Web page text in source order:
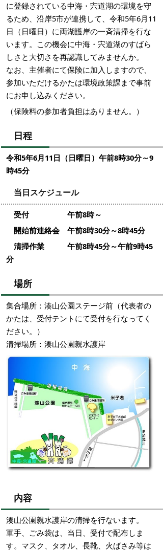
に登録されている中海・宍道湖の環境を守
るため、沿岸5市が連携して、令和5年6月11
日（日曜日）に両湖護岸の一斉清掃を行な
います。この機会に中海・宍道湖のすばら
しさと大切さを再認識してみませんか。
なお、主催者にて保険に加入しますので、
参加いただけるかたは環境政策課まで事前
にお申し込みください。
（保険料の参加者負担はありません。）
日程
令和5年6月11日（日曜日）午前8時30分～9
時45分
当日スケジュール
受付 午前8時～
開始前連絡会 午前8時30分～8時45分
清掃作業 午前8時45分～午前9時45
分
場所
集合場所：湊山公園ステージ前（代表者の
かたは、受付テントにて受付を行なってく
ださい。）
清掃場所：湊山公園親水護岸
内容
湊山公園親水護岸の清掃を行ないます。
軍手、ごみ袋は、当日、受付で配布しま
す。マスク、タオル、長靴、火ばさみ等は